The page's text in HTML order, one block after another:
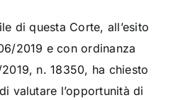
di questa Corte, all’esito
2019 e con ordinanza
n. 18350, ha chiesto
valutare l’opportunità di